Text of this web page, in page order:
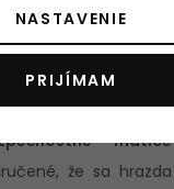
a mechanickému
: Hrazda je
ocelové silnostenné
matice
že sa hrazda
NASTAVENIE
PRIJÍMAM